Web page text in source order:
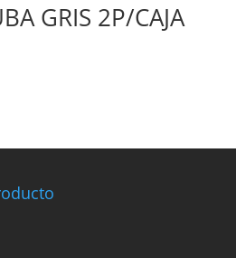
GRIS 2P/CAJA